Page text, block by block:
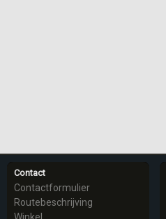
Contact
Contactformulier
Routebeschrijving